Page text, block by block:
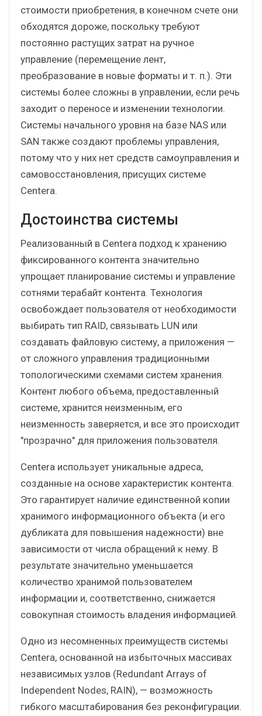
стоимости приобретения, в конечном счете они
обходятся дороже, поскольку требуют
постоянно растущих затрат на ручное
управление (перемещение лент,
преобразование в новые форматы и т. п.). Эти
системы более сложны в управлении, если речь
заходит о переносе и изменении технологии.
Системы начального уровня на базе NAS или
SAN также создают проблемы управления,
потому что у них нет средств самоуправления и
самовосстановления, присущих системе
Centera.
Достоинства системы
Реализованный в Centera подход к хранению
фиксированного контента значительно
упрощает планирование системы и управление
сотнями терабайт контента. Технология
освобождает пользователя от необходимости
выбирать тип RAID, связывать LUN или
создавать файловую систему, а приложения —
от сложного управления традиционными
топологическими схемами систем хранения.
Контент любого объема, предоставленный
системе, хранится неизменным, его
неизменность заверяется, и все это происходит
"прозрачно" для приложения пользователя.
Centera использует уникальные адреса,
созданные на основе характеристик контента.
Это гарантирует наличие единственной копии
хранимого информационного объекта (и его
дубликата для повышения надежности) вне
зависимости от числа обращений к нему. В
результате значительно уменьшается
количество хранимой пользователем
информации и, соответственно, снижается
совокупная стоимость владения информацией.
Одно из несомненных преимуществ системы
Centera, основанной на избыточных массивах
независимых узлов (Redundant Arrays of
Independent Nodes, RAIN), — возможность
гибкого масштабирования без реконфигурации.